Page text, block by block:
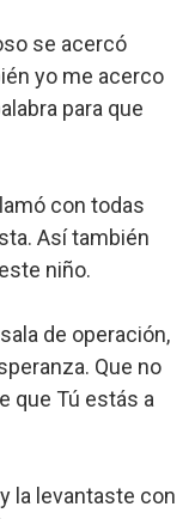
se acercó
yo me acerco
para que
con todas
Así también
niño.
de operación,
Que no
que Tú estás a
la levantaste con